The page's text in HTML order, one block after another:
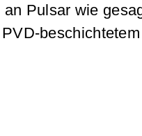
Pulsar wie